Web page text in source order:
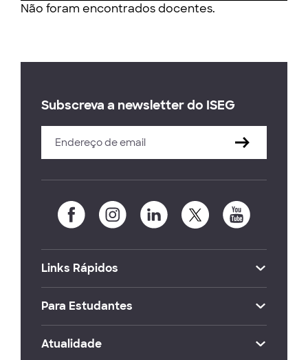
Não foram encontrados docentes.
Subscreva a newsletter do ISEG
Links Rápidos
Para Estudantes
Atualidade